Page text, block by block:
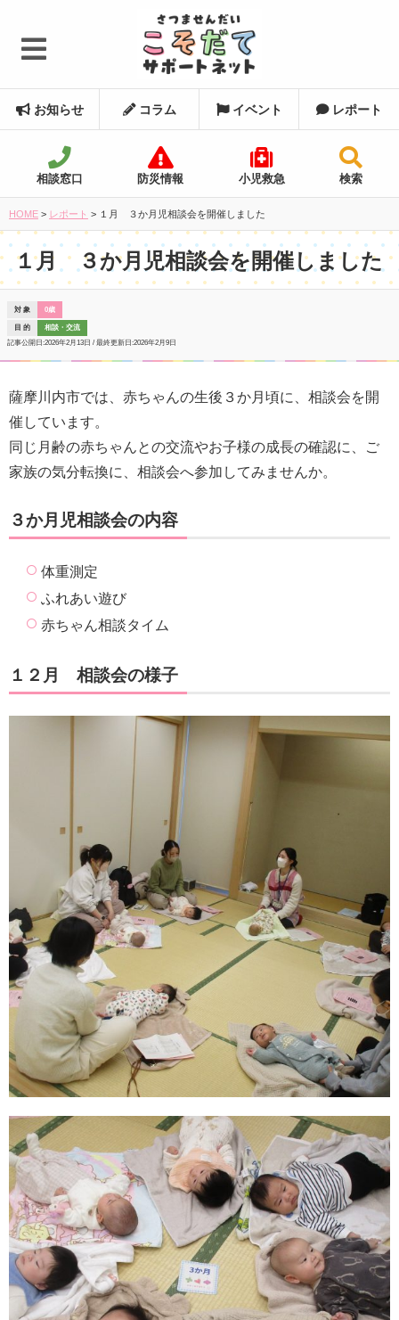
お知らせ コラム イベント レポート
相談窓口 防災情報 小児救急 検索
HOME > レポート > １月 ３か月児相談会を開催しました
１月 ３か月児相談会を開催しました
対 象 0歳
目 的
相談・交流
記事公開日:2026年2月13日 / 最終更新日:2026年2月9日
薩摩川内市では、赤ちゃんの生後３か月頃に、相談会を開
催しています。
同じ月齢の赤ちゃんとの交流やお子様の成長の確認に、ご
家族の気分転換に、相談会へ参加してみませんか。
３か月児相談会の内容
体重測定
ふれあい遊び
赤ちゃん相談タイム
１２ 月 相談会の様子